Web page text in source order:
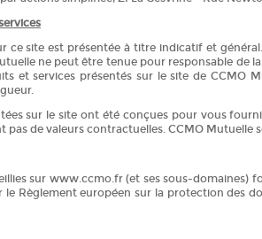
ce site est présentée à titre indicatif et
ne peut être tenue pour responsable
et services présentés sur le site de CCMO
sur le site ont été conçues pour vous
pas de valeurs contractuelles. CCMO
sur www.ccmo.fr (et ses sous-
Règlement européen sur la protection des